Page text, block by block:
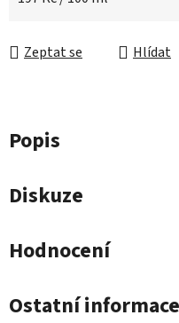
Zeptat se Hlídat
Popis
Diskuze
Hodnocení
Ostatní informace